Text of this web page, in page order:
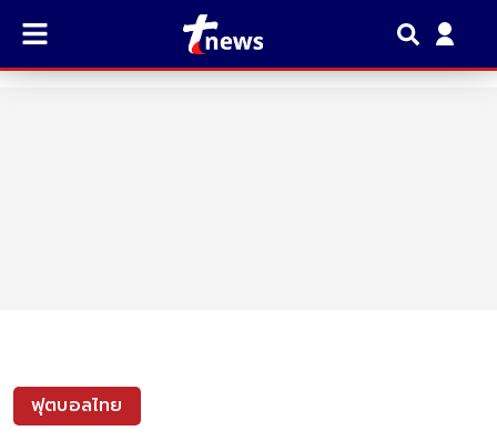
ฟุตบอลไทย